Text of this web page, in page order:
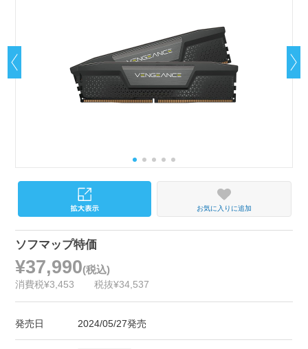
お気に入りに追加
ソフマップ特価
¥37,990(税込)
消費税¥3,453 税抜¥34,537
発売日 2024/05/27発売